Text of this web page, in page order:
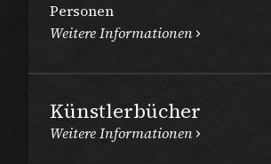
Personen
Weitere Informationen
Künstlerbücher
Weitere Informationen